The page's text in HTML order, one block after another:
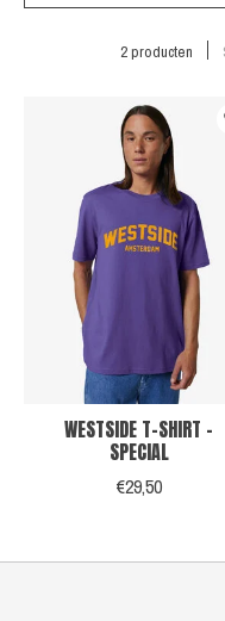
2 producten
WESTSIDE T-SHIRT -
SPECIAL
€29,50